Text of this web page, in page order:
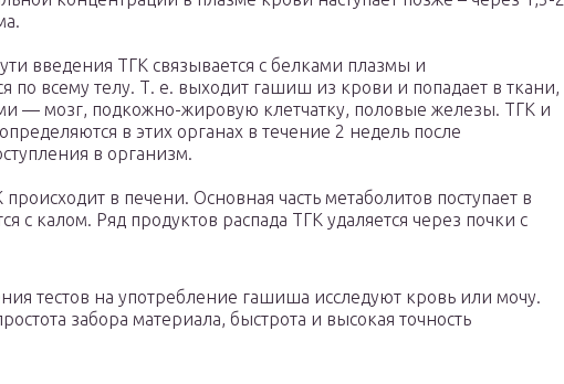
введения TГК связывается с белками плазмы и
по всему телу. Т. е. выходит гашиш из крови и попадает в ткани,
— мозг, подкожно-жировую клетчатку, половые железы. TГК и
в этих органах в течение 2 недель после
в организм.
в печени. Основная часть метаболитов поступает в
с калом. Ряд продуктов распада ТГК удаляется через почки с
тестов на употребление гашиша исследуют кровь или мочу.
забора материала, быстрота и высокая точность